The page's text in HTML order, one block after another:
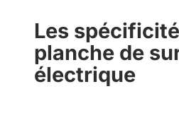
Les
planche de
électrique